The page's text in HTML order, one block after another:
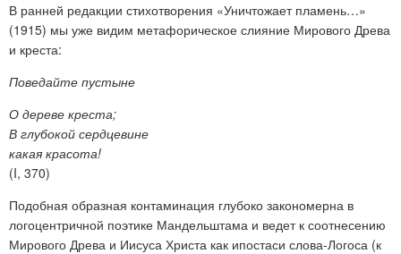
В ранней редакции стихотворения «Уничтожает пламень…»
(1915) мы уже видим метафорическое слияние Мирового Древа
и креста:
Поведайте пустыне
О дереве креста;
В глубокой сердцевине
какая красота!
(I, 370)
Подобная образная контаминация глубоко закономерна в
логоцентричной поэтике Мандельштама и ведет к соотнесению
Мирового Древа и Иисуса Христа как ипостаси слова-Логоса (к